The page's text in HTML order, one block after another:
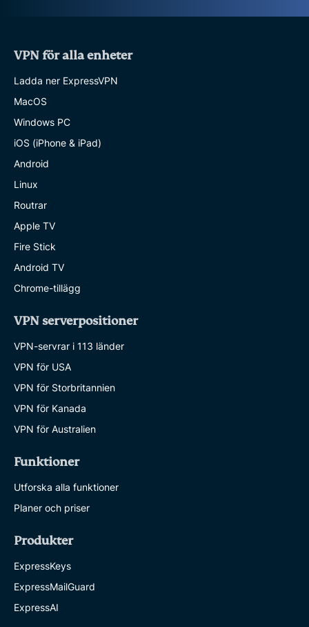
VPN för alla enheter
Ladda ner ExpressVPN
MacOS
Windows PC
iOS (iPhone & iPad)
Android
Linux
Routrar
Apple TV
Fire Stick
Android TV
Chrome-tillägg
VPN serverpositioner
VPN-servrar i 113 länder
VPN för USA
VPN för Storbritannien
VPN för Kanada
VPN för Australien
Funktioner
Utforska alla funktioner
Planer och priser
Produkter
ExpressKeys
ExpressMailGuard
ExpressAI